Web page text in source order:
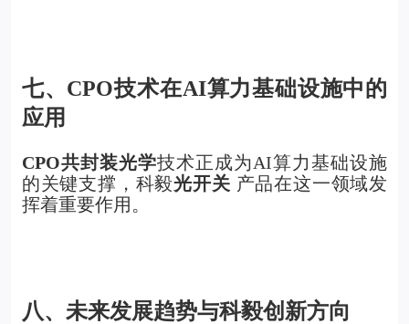
七、CPO技术在AI算力基础设施中的
应用
CPO共封装光学技术正成为AI算力基础设施
的关键支撑，科毅光开关 产品在这一领域发
挥着重要作用。
八、未来发展趋势与科毅创新方向